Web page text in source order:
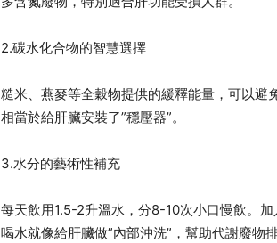
2.碳水化合物的智慧選擇
糙米、燕麥等全穀物提供的緩釋能量，可以
相當於給肝臟安裝了”穩壓器”。
3.水分的藝術性補充
每天飲用1.5-2升溫水，分8-10次小口慢飲。
喝水就像給肝臟做”內部沖洗”，幫助代謝廢物